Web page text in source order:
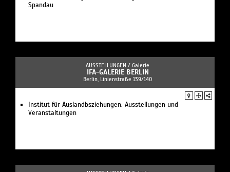
Spandau
AUSSTELLUNGEN / Galerie
IFA-GALERIE BERLIN
Berlin, Linienstraße 139/140
Institut für Auslandbsziehungen. Ausstellungen und
Veranstaltungen